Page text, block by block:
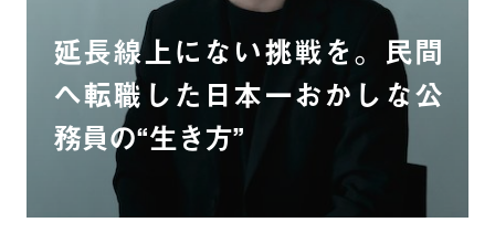
延長線上にない挑戦を。民間
へ転職した日本一おかしな公
務員の“生き方”